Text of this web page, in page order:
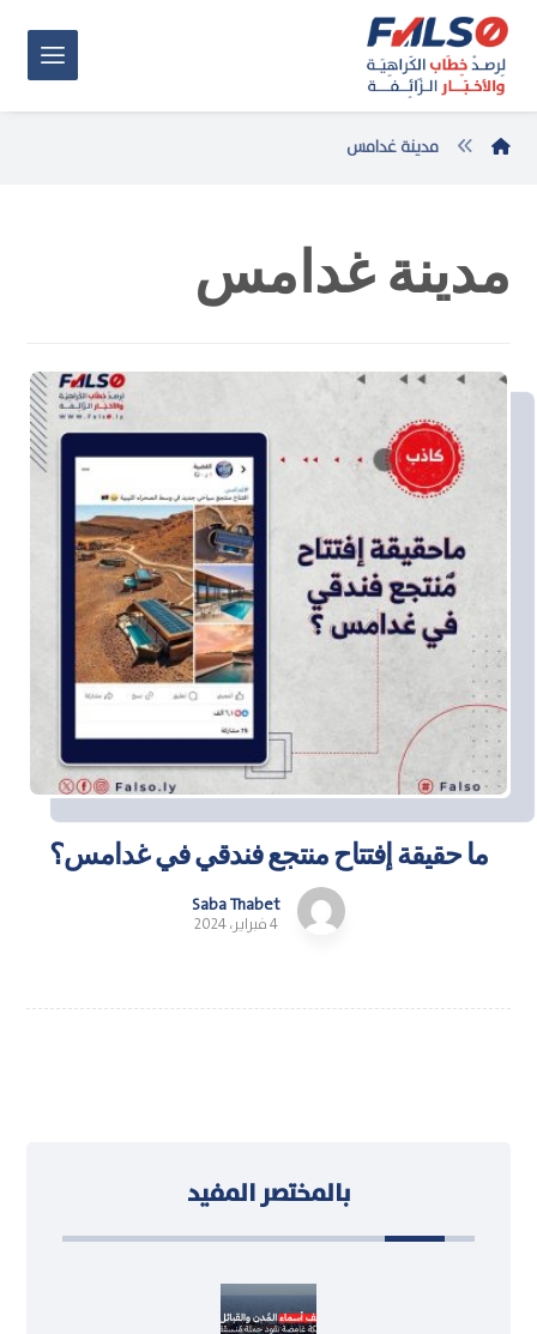
مدينة غدامس
مدينة غدامس
ما حقيقة إفتتاح منتجع فندقي في غدامس؟
Saba Thabet
4 فبراير، 2024
بالمختصر المفيد